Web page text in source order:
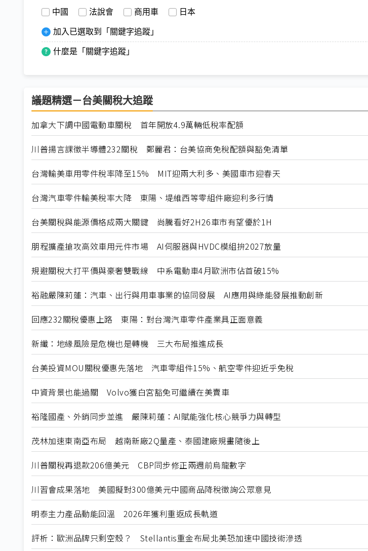
中國 法說會 商用車 日本
加入已選取到「關鍵字追蹤」
什麼是「關鍵字追蹤」
議題精選－台美關稅大追蹤
加拿大下調中國電動車關稅 首年開放4.9萬輛低稅率配額
川普揚言課徵半導體232關稅 鄭麗君：台美協商免稅配額與豁免清單
台灣輸美車用零件稅率降至15% MIT迎兩大利多、美國車市迎春天
台灣汽車零件輸美稅率大降 東陽、堤維西等零組件廠迎利多行情
台美關稅與能源價格成兩大關鍵 尚騰看好2H26車市有望優於1H
朋程擴產搶攻高效車用元件市場 AI伺服器與HVDC模組拚2027放量
規避關稅大打平價與豪奢雙戰線 中系電動車4月歐洲市佔首破15%
裕融嚴陳莉蓮：汽車、出行與用車事業的協同發展 AI應用與綠能發展推動創新
回應232關稅優惠上路 東陽：對台灣汽車零件產業具正面意義
新纖：地緣風險是危機也是轉機 三大布局推進成長
台美投資MOU關稅優惠先落地 汽車零組件15%、航空零件迎近乎免稅
中資背景也能過關 Volvo獲白宮豁免可繼續在美賣車
裕隆國產、外銷同步並進 嚴陳莉蓮：AI賦能強化核心競爭力與轉型
茂林加速東南亞布局 越南新廠2Q量產、泰國建廠規畫隨後上
川普關稅再退款206億美元 CBP同步修正兩週前烏龍數字
川習會成果落地 美國擬對300億美元中國商品降稅徵詢公眾意見
明泰主力產品動能回溫 2026年獲利重返成長軌道
評析：歐洲品牌只剩空殼？ Stellantis重金布局北美恐加速中國技術滲透